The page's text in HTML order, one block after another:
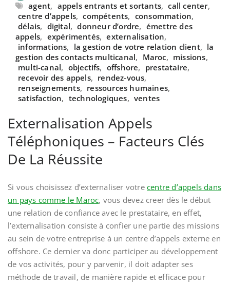
agent, appels entrants et sortants, call center,
centre d’appels, compétents, consommation,
délais, digital, donneur d’ordre, émettre des
appels, expérimentés, externalisation,
informations, la gestion de votre relation client, la
gestion des contacts multicanal, Maroc, missions,
multi-canal, objectifs, offshore, prestataire,
recevoir des appels, rendez-vous,
renseignements, ressources humaines,
satisfaction, technologiques, ventes
Externalisation Appels
Téléphoniques – Facteurs Clés
De La Réussite
Si vous choisissez d’externaliser votre centre d’appels dans
un pays comme le Maroc, vous devez creer dès le début
une relation de confiance avec le prestataire, en effet,
l’externalisation consiste à confier une partie des missions
au sein de votre entreprise à un centre d’appels externe en
offshore. Ce dernier va donc participer au développement
de vos activités, pour y parvenir, il doit adapter ses
méthode de travail, de manière rapide et efficace pour